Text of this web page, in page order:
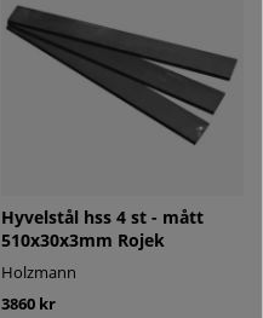
Hyvelstål hss 4 st - mått
510x30x3mm Rojek
Holzmann
3860 kr